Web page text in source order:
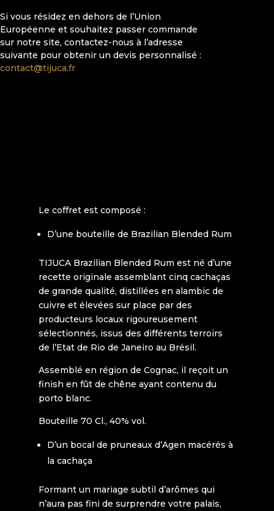
ET
PRUNEAUX
Si vous résidez en dehors de l’Union
Européenne et souhaitez passer commande
sur notre site, contactez-nous à l’adresse
suivante pour obtenir un devis personnalisé :
contact@tijuca.fr
Le coffret est composé :
D’une bouteille de Brazilian Blended Rum
TIJUCA Brazilian Blended Rum est né d’une
recette originale assemblant cinq cachaças
de grande qualité, distillées en alambic de
cuivre et élevées sur place par des
producteurs locaux rigoureusement
sélectionnés, issus des différents terroirs
de l’Etat de Rio de Janeiro au Brésil.
Assemblé en région de Cognac, il reçoit un
finish en fût de chêne ayant contenu du
porto blanc.
Bouteille 70 Cl., 40% vol.
D’un bocal de pruneaux d’Agen macérés à
la cachaça
Formant un mariage subtil d’arômes qui
n’aura pas fini de surprendre votre palais,